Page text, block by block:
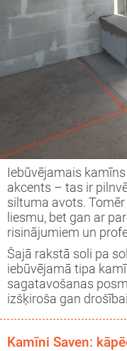
Iebūvējamais
akcents – tas ir
siltuma avots.
liesmu, bet gan ar
risinājumiem un
Šajā rakstā soli pa
iebūvējamā tipa
sagatavošanas
izšķiroša gan
Kamīni Saven: